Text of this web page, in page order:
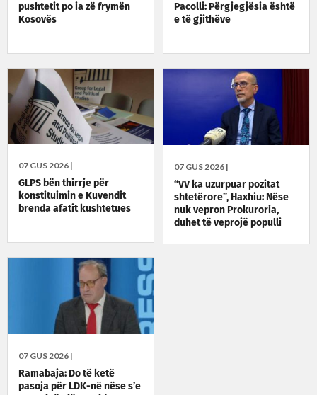
pushtetit po ia zë frymën
Kosovës
Pacolli: Përgjegjësia është
e të gjithëve
07 GUS 2026 |
GLPS bën thirrje për
konstituimin e Kuvendit
brenda afatit kushtetues
07 GUS 2026 |
“VV ka uzurpuar pozitat
shtetërore”, Haxhiu: Nëse
nuk vepron Prokuroria,
duhet të veprojë populli
07 GUS 2026 |
Ramabaja: Do të ketë
pasoja për LDK-në nëse s’e